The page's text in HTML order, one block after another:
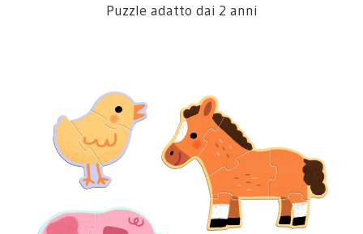
Puzzle adatto dai 2 anni